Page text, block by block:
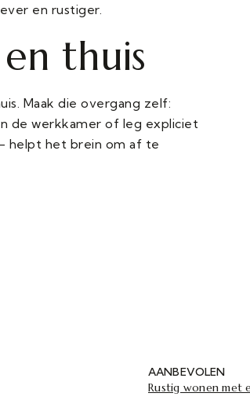
en rustiger.
thuis
Maak die overgang zelf:
de werkkamer of leg expliciet
helpt het brein om af te
AANBEVOLEN
Rustig wonen met